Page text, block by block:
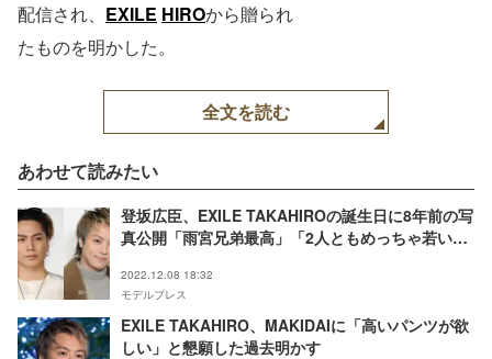
配信され、 EXILE HIROから贈られ
たものを明かした。
全文を読む
あわせて読みたい
登坂広臣、EXILE TAKAHIROの誕生日に8年前の写
真公開「雨宮兄弟最高」「2人ともめっちゃ若い」
2022.12.08 18:32
モデルプレス
EXILE TAKAHIRO、MAKIDAIに「高いパンツが欲
しい」と懇願した過去明かす